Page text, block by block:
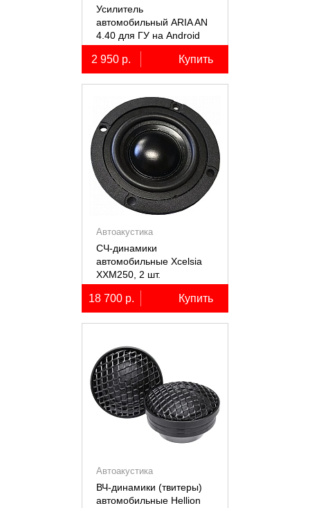
Усилитель
автомобильный ARIA AN
4.40 для ГУ на Android
2 950 р. Купить
Автоакустика
СЧ-динамики
автомобильные Xcelsia
XXM250, 2 шт.
18 700 р. Купить
Автоакустика
ВЧ-динамики (твитеры)
автомобильные Hellion